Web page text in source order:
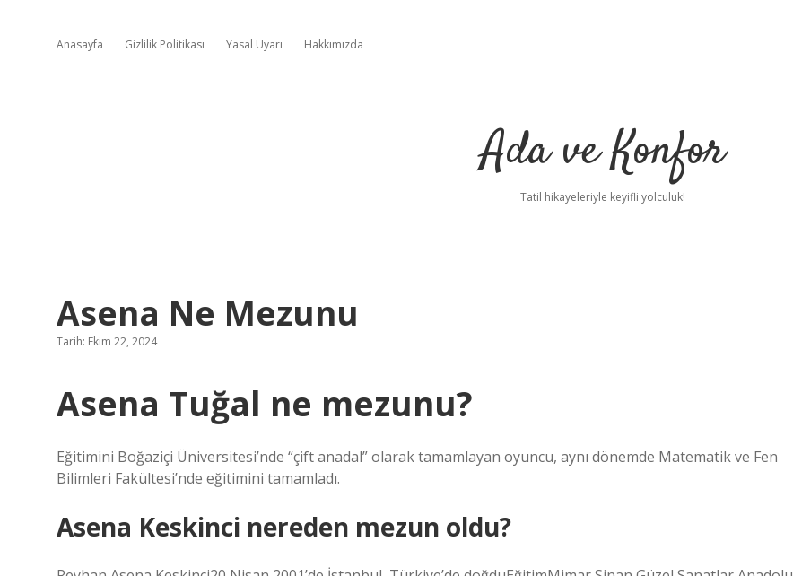
Anasayfa Gizlilik Politikası Yasal Uyarı Hakkımızda
Ada ve Konfor
Tatil hikayeleriyle keyifli yolculuk!
Asena Ne Mezunu
Tarih: Ekim 22, 2024
Asena Tuğal ne mezunu?
Eğitimini Boğaziçi Üniversitesi’nde “çift anadal” olarak tamamlayan oyuncu, aynı dönemde Matematik ve Fen
Bilimleri Fakültesi’nde eğitimini tamamladı.
Asena Keskinci nereden mezun oldu?